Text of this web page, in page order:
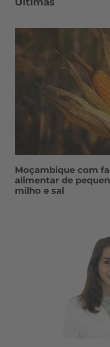
Moçambique com
alimentar de
milho e sal